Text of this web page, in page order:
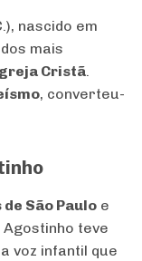
nascido em
mais
Cristã.
, converteu-
São Paulo e
Agostinho teve
voz infantil que